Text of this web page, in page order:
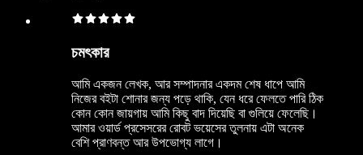
চমৎকার
আমি একজন লেখক, আর সম্পাদনার একদম শেষ ধাপে আমি
নিজের বইটা শোনার জন্য পড়ে থাকি, যেন ধরে ফেলতে পারি ঠিক
কোন কোন জায়গায় আমি কিছু বাদ দিয়েছি বা গুলিয়ে ফেলেছি।
আমার ওয়ার্ড প্রসেসরের রোবট ভয়েসের তুলনায় এটা অনেক
বেশি প্রাণবন্ত আর উপভোগ্য লাগে।